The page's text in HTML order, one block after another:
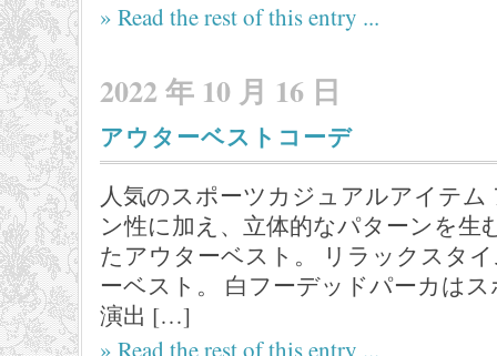
» Read the rest of this entry ...
2022 年 10 月 16 日
アウターベストコーデ
人気のスポーツカジュアルアイテ
ン性に加え、立体的なパターンを生
たアウターベスト。 リラックスタ
ーベスト。 白フーデッドパーカは
演出 […]
» Read the rest of this entry ...